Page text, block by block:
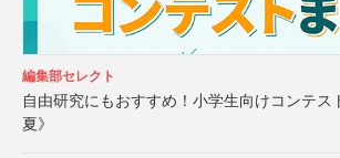
編集部セレクト
自由研究にもおすすめ！小学生向けコンテス
夏》